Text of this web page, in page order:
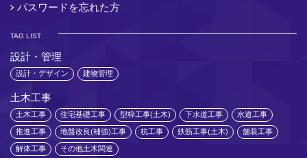
パスワードを忘れた方
TAG LIST
設計・管理
設計・デザイン 建物管理
土木工事
土木工事 住宅基礎工事 型枠工事(土木) 下水道工事 水道工事
推進工事 地盤改良(補強)工事 杭工事 鉄筋工事(土木) 舗装工事
解体工事 その他土木関連